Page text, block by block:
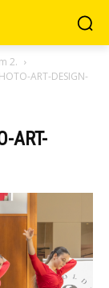
2.
ART-DESIGN-
ART-